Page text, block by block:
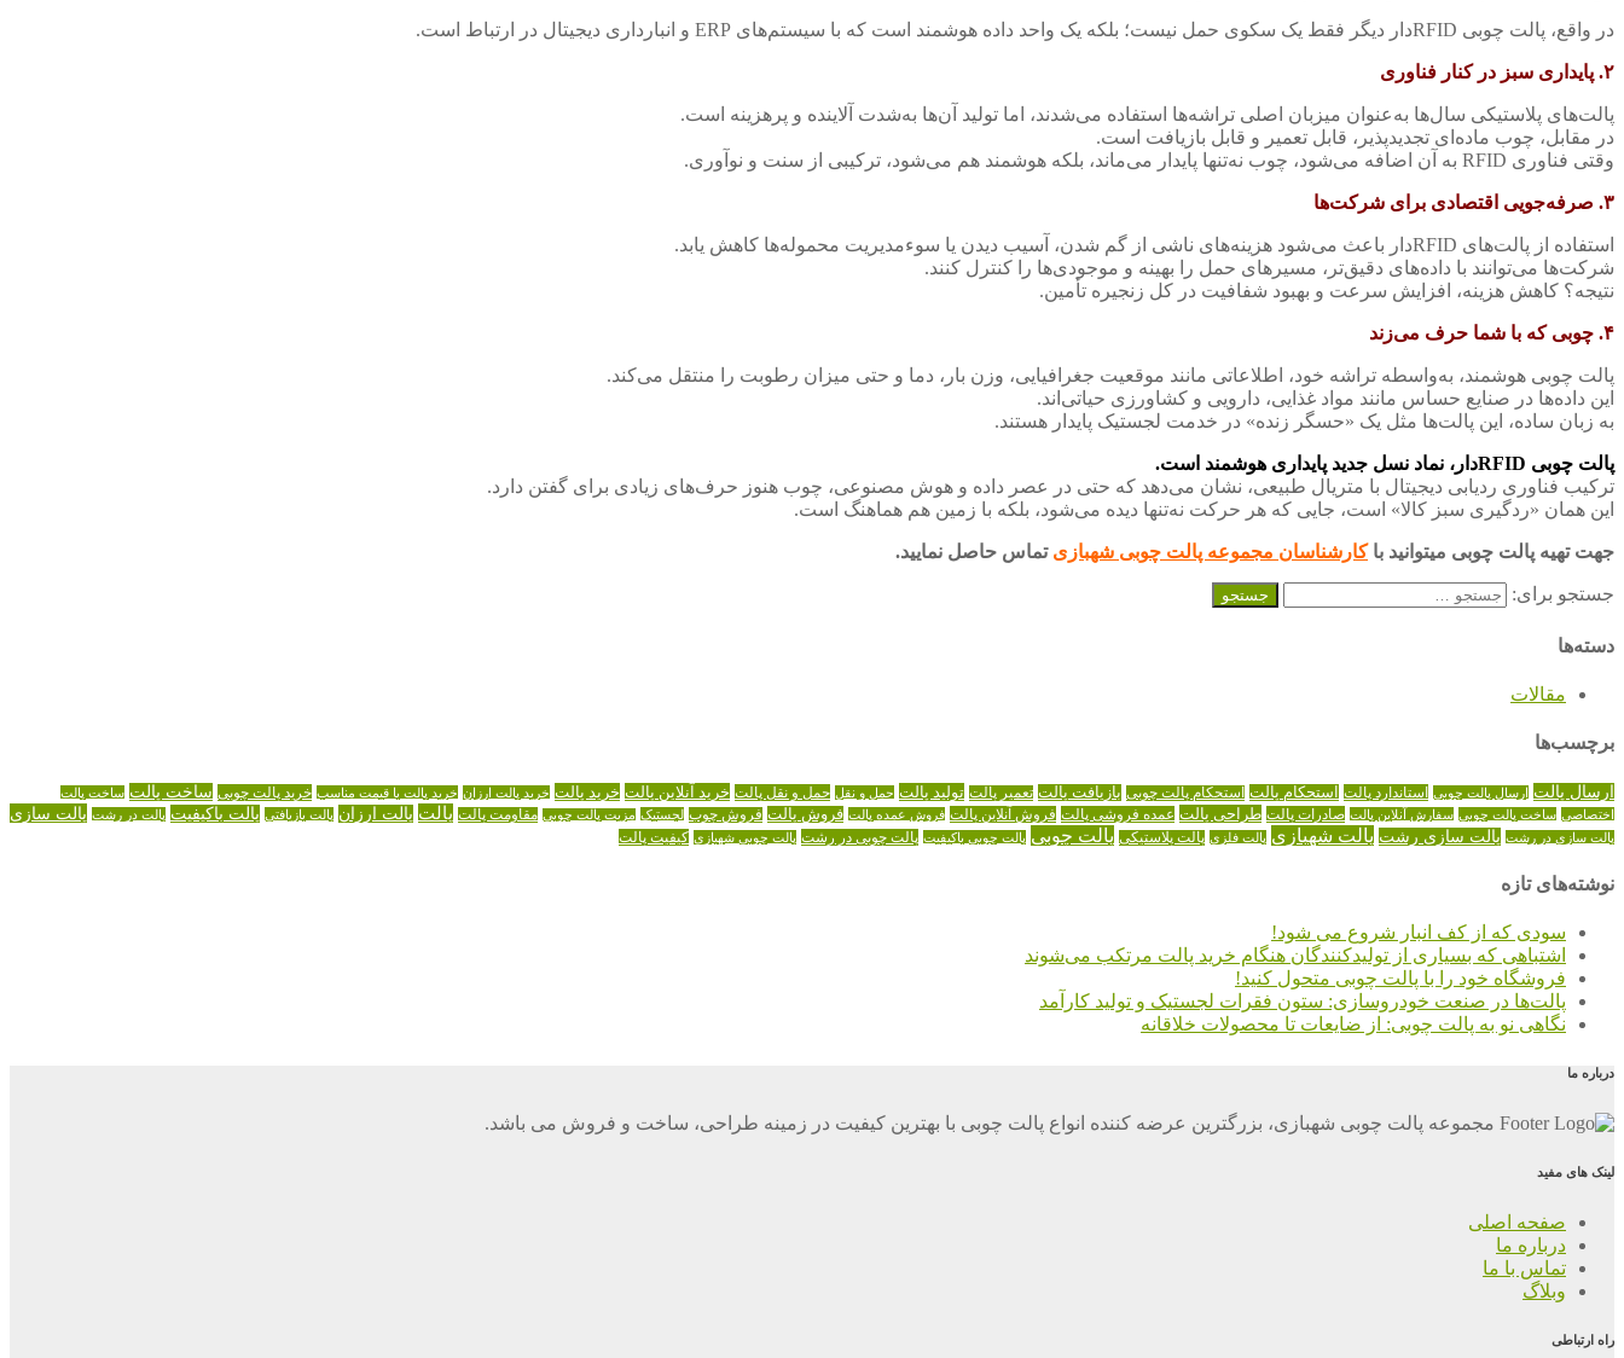
در واقع، پالت چوبی RFIDدار دیگر فقط یک سکوی حمل نیست؛ بلکه یک واحد داده هوشمند است که با سیستم‌های ERP و انبارداری دیجیتال در ارتباط است.
۲. پایداری سبز در کنار فناوری
پالت‌های پلاستیکی سال‌ها به‌عنوان میزبان اصلی تراشه‌ها استفاده می‌شدند، اما تولید آن‌ها به‌شدت آلاینده و پرهزینه است.
در مقابل، چوب ماده‌ای تجدیدپذیر، قابل تعمیر و قابل بازیافت است.
وقتی فناوری RFID به آن اضافه می‌شود، چوب نه‌تنها پایدار می‌ماند، بلکه هوشمند هم می‌شود، ترکیبی از سنت و نوآوری.
۳. صرفه‌جویی اقتصادی برای شرکت‌ها
استفاده از پالت‌های RFIDدار باعث می‌شود هزینه‌های ناشی از گم شدن، آسیب دیدن یا سوءمدیریت محموله‌ها کاهش یابد.
شرکت‌ها می‌توانند با داده‌های دقیق‌تر، مسیرهای حمل را بهینه و موجودی‌ها را کنترل کنند.
نتیجه؟ کاهش هزینه، افزایش سرعت و بهبود شفافیت در کل زنجیره تأمین.
۴. چوبی که با شما حرف می‌زند
پالت چوبی هوشمند، به‌واسطه تراشه خود، اطلاعاتی مانند موقعیت جغرافیایی، وزن بار، دما و حتی میزان رطوبت را منتقل می‌کند.
این داده‌ها در صنایع حساس مانند مواد غذایی، دارویی و کشاورزی حیاتی‌اند.
به زبان ساده، این پالت‌ها مثل یک «حسگر زنده» در خدمت لجستیک پایدار هستند.
پالت چوبی RFIDدار، نماد نسل جدید پایداری هوشمند است.
ترکیب فناوری ردیابی دیجیتال با متریال طبیعی، نشان می‌دهد که حتی در عصر داده و هوش مصنوعی، چوب هنوز حرف‌های زیادی برای گفتن دارد.
این همان «ردگیری سبز کالا» است، جایی که هر حرکت نه‌تنها دیده می‌شود، بلکه با زمین هم هماهنگ است.
جهت تهیه پالت چوبی میتوانید با کارشناسان مجموعه پالت چوبی شهبازی تماس حاصل نمایید.
جستجو برای:
دسته‌ها
مقالات
برچسب‌ها
ارسال پالت ارسال پالت چوبی استاندارد پالت استحکام پالت استحکام پالت چوبی بازیافت پالت تعمیر پالت تولید پالت حمل و نقل حمل و نقل پالت خرید آنلاین پالت خرید پالت خرید پالت ارزان خرید پالت با قیمت مناسب خرید پالت چوبی ساخت پالت ساخت پالت
اختصاصی ساخت پالت چوبی سفارش آنلاین پالت صادرات پالت طراحی پالت عمده فروشی پالت فروش آنلاین پالت فروش عمده پالت فروش پالت فروش چوب لجستیک مزیت پالت چوبی مقاومت پالت پالت پالت ارزان پالت بازیافتی پالت باکیفیت پالت در رشت پالت سازی
پالت سازی در رشت پالت سازی رشت پالت شهبازی پالت فلزی پالت پلاستیکی پالت چوبی پالت چوبی باکیفیت پالت چوبی در رشت پالت چوبی شهبازی کیفیت پالت
نوشته‌های تازه
سودی که از کف انبار شروع می شود!
اشتباهی که بسیاری از تولیدکنندگان هنگام خرید پالت مرتکب می‌شوند
فروشگاه خود را با پالت چوبی متحول کنید!
پالت‌ها در صنعت خودروسازی: ستون فقرات لجستیک و تولید کارآمد
نگاهی نو به پالت چوبی: از ضایعات تا محصولات خلاقانه
درباره ما
مجموعه پالت چوبی شهبازی، بزرگترین عرضه کننده انواع پالت چوبی با بهترین کیفیت در زمینه طراحی، ساخت و فروش می باشد.
لینک های مفید
صفحه اصلی
درباره ما
تماس با ما
وبلاگ
راه ارتباطی